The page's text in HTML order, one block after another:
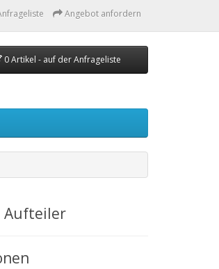
Angebot anfordern
0 Artikel - auf der Anfrageliste
Aufteiler